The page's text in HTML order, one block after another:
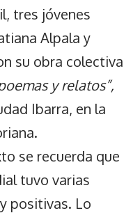
tres jóvenes
Alpala y
su obra colectiva
y relatos”,
Ibarra, en la
se recuerda que
tuvo varias
positivas. Lo